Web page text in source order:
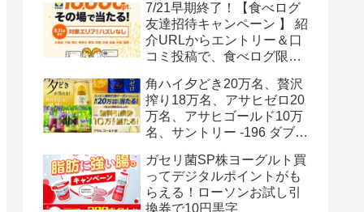
ボール12.3万名
7/21早期終了！【食べログ
友達招待キャンペーン 】 紹
介URLからエントリー＆口
コミ投稿で、食べログ限定
トがもらえる
角ハイ夕どき20万名、贅沢
搾り18万名、アサヒゼロ20
万名、アサヒゴールド10万
名、サントリー -196 ダブル
ガセリ菌SP株ヨーグルト買
ってデジタルポイントがも
らえる！ローソンお試し引
換券で10円黒字